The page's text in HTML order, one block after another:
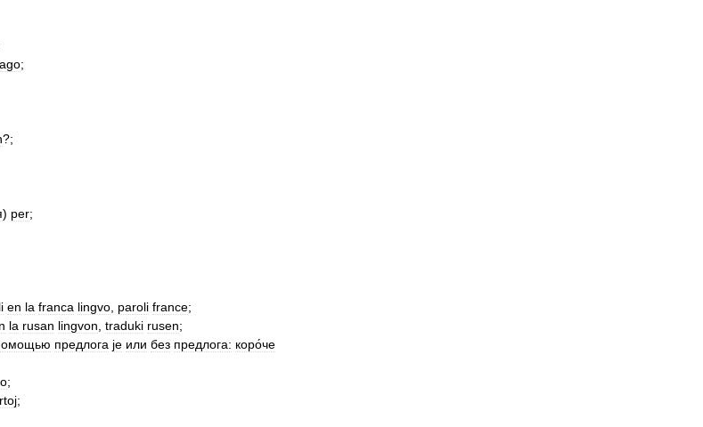
;
?;
) per;
en la franca lingvo paroli france;
la rusan lingvon traduki rusen;
предлога je или без предлога: коро́че
;
;